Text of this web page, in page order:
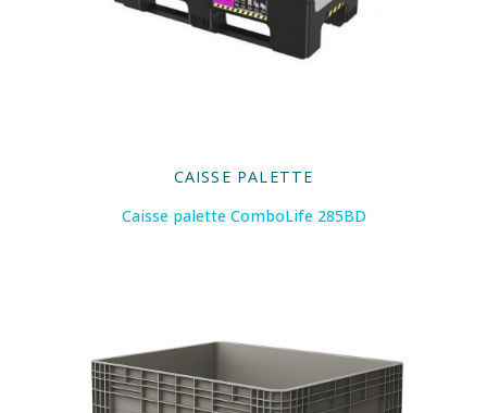
CAISSE PALETTE
Caisse palette ComboLife 285BD